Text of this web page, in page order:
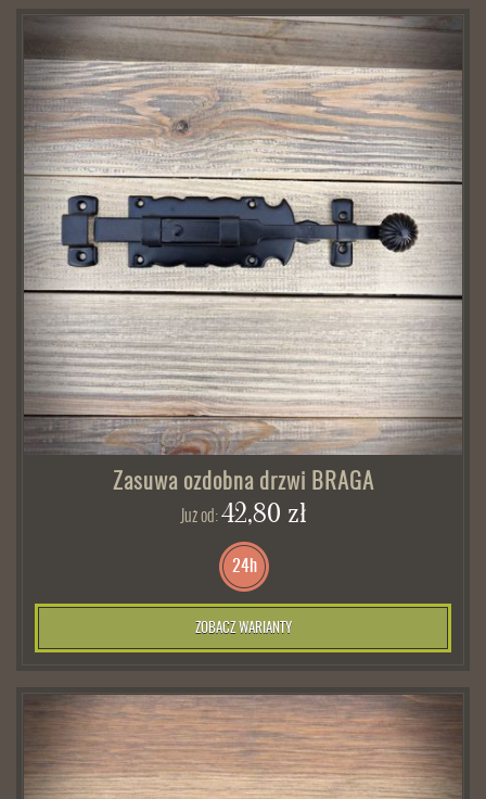
Zasuwa ozdobna drzwi BRAGA
Już od: 42,80 zł
24h
ZOBACZ WARIANTY